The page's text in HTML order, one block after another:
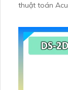
thuật toán
100m